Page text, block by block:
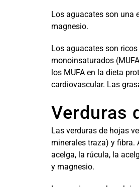
Los aguacates son una
magnesio.
Los aguacates son
monoinsaturados
los MUFA en la dieta
cardiovascular. Las
Verduras
Las verduras de hojas
minerales traza) y fibra.
acelga, la rúcula, la
y magnesio.